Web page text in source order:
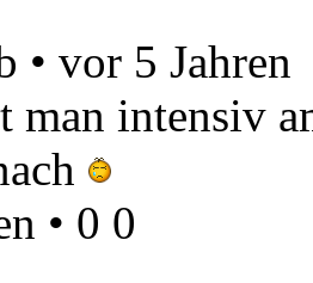
• vor 5 Jahren
man intensiv
• 0 0